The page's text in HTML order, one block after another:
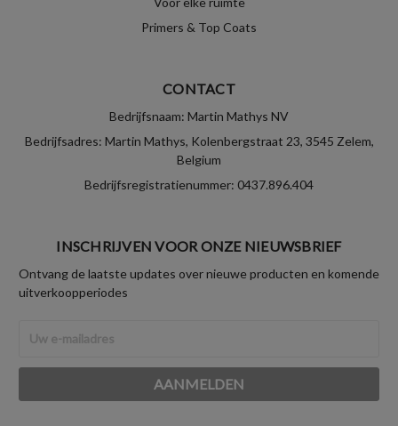
Primers & Top Coats
CONTACT
Bedrijfsnaam: Martin Mathys NV
Bedrijfsadres: Martin Mathys, Kolenbergstraat 23, 3545 Zelem,
Belgium
Bedrijfsregistratienummer: 0437.896.404
INSCHRIJVEN VOOR ONZE NIEUWSBRIEF
Ontvang de laatste updates over nieuwe producten en komende
uitverkoopperiodes
mailadres